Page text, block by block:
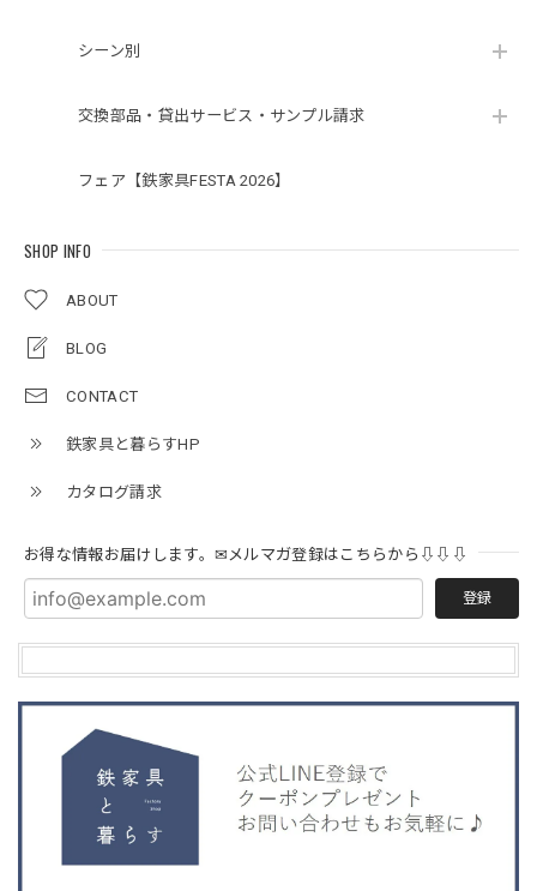
シーン別
交換部品・貸出サービス・サンプル請求
フェア【鉄家具FESTA 2026】
SHOP INFO
ABOUT
BLOG
CONTACT
鉄家具と暮らすHP
カタログ請求
お得な情報お届けします。✉メルマガ登録はこちらから⇩⇩⇩
登録